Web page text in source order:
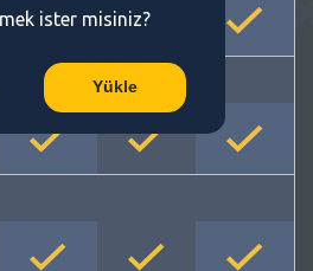
ister misiniz?
Yükle